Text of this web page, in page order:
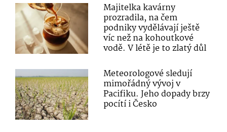
Majitelka kavárny
prozradila, na čem
podniky vydělávají ještě
víc než na kohoutkové
vodě. V létě je to zlatý důl
Meteorologové sledují
mimořádný vývoj v
Pacifiku. Jeho dopady brzy
pocítí i Česko